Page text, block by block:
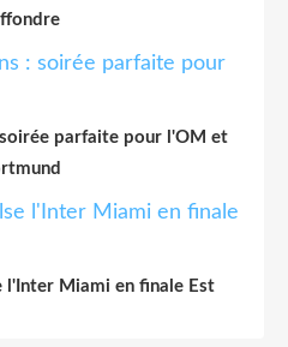
soirée parfaite pour l'OM et
l'Inter Miami en finale Est